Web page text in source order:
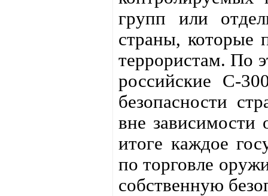
групп или
страны,
террористам. По
российские С-
безопасности
вне зависимости
итоге каждое
по торговле
собственную